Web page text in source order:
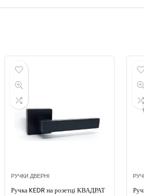
РУЧКИ ДВЕРНІ
Ручка KEDR на розетці КВАДРАТ